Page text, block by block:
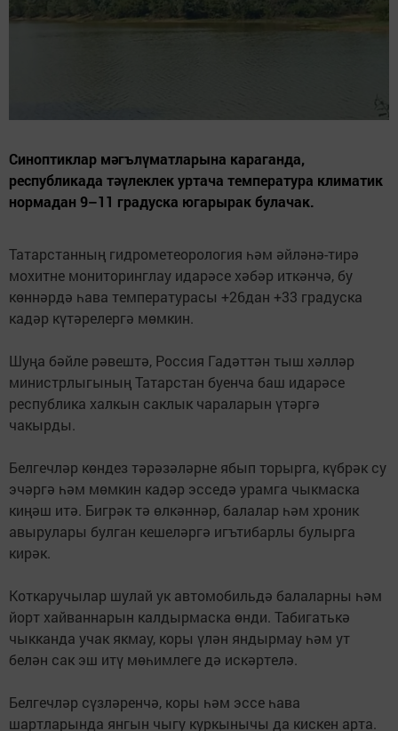
Синоптиклар мәгълүматларына караганда,
республикада тәүлеклек уртача температура климатик
нормадан 9–11 градуска югарырак булачак.
Татарстанның гидрометеорология һәм әйләнә-тирә
мохитне мониторинглау идарәсе хәбәр иткәнчә, бу
көннәрдә һава температурасы +26дан +33 градуска
кадәр күтәрелергә мөмкин.
Шуңа бәйле рәвештә, Россия Гадәттән тыш хәлләр
министрлыгының Татарстан буенча баш идарәсе
республика халкын саклык чараларын үтәргә
чакырды.
Белгечләр көндез тәрәзәләрне ябып торырга, күбрәк су
эчәргә һәм мөмкин кадәр эсседә урамга чыкмаска
киңәш итә. Бигрәк тә өлкәннәр, балалар һәм хроник
авырулары булган кешеләргә игътибарлы булырга
кирәк.
Коткаручылар шулай ук автомобильдә балаларны һәм
йорт хайваннарын калдырмаска өнди. Табигатькә
чыкканда учак якмау, коры үлән яндырмау һәм ут
белән сак эш итү мөһимлеге дә искәртелә.
Белгечләр сүзләренчә, коры һәм эссе һава
шартларында янгын чыгу куркынычы да кискен арта.